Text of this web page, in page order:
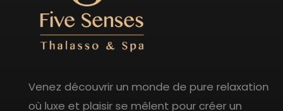
Venez découvrir un monde de pure relaxation
où luxe et plaisir se mêlent pour créer un